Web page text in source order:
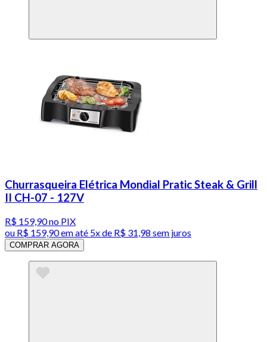
Churrasqueira Elétrica Mondial Pratic Steak & Grill
II CH-07 - 127V
R$ 159,90no PIX
ou R$ 159,90em até 5x de R$ 31,98 sem juros
COMPRAR AGORA